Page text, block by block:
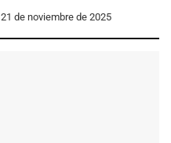
21 de noviembre de 2025